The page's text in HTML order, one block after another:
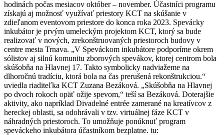
hodinách počas mesiacov október – november. Účastníci programu
získajú aj možnosť využívať priestory KCT na skúšanie v
zdieľanom eventovom priestore do konca roka 2023. Spevácky
inkubátor je prvým umeleckým projektom KCT, ktorý sa bude
realizovať v nových, zrekonštruovaných priestoroch budovy v
centre mesta Trnava. „V Speváckom inkubátore podporíme okrem
sólistov aj silnú komunitu zborových spevákov, ktorej centrom bola
skúšobňa na Hlavnej 17. Takto symbolicky nadviažeme na
dlhoročnú tradíciu, ktorá bola na čas prerušená rekonštrukciou.“
uviedla riaditeľka KCT Zuzana Bezáková. „Skúšobňa na Hlavnej
po dvoch rokoch opäť ožije spevom,“ teší sa Bezáková. Doterajšie
aktivity, ako napríklad Divadelné entrée zamerané na kreatívcov z
hereckej oblasti, sa odohrávali v tzv. virtuálnej fáze KCT v
náhradných priestoroch. To umožňuje ponúknuť program
speváckeho inkubátora účastníkom bezplatne. tu: